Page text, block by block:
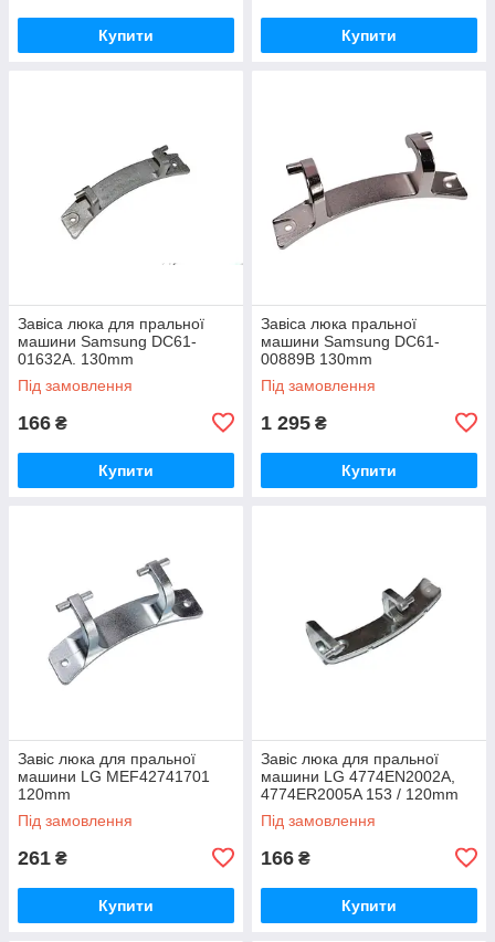
Купити Купити
Завіса люка для пральної
машини Samsung DC61-
01632A. 130mm
Під замовлення
166 ₴
Купити
Завіса люка пральної
машини Samsung DC61-
00889B 130mm
Під замовлення
1 295 ₴
Купити
Завіс люка для пральної
машини LG MEF42741701
120mm
Під замовлення
261 ₴
Купити
Завіс люка для пральної
машини LG 4774EN2002A,
4774ER2005A 153 / 120mm
Під замовлення
166 ₴
Купити